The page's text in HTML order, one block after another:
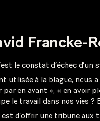
Francke-
le constat d’échec
utilisée à la blague,
en avant », « en avoir
le travail dans nos vies
est d’offrir une tribune